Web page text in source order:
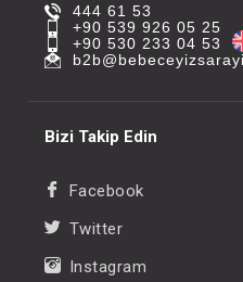
444 61 53
+90 539 926 05 25
+90 530 233 04 53
Bizi Takip Edin
Facebook
Twitter
Instagram